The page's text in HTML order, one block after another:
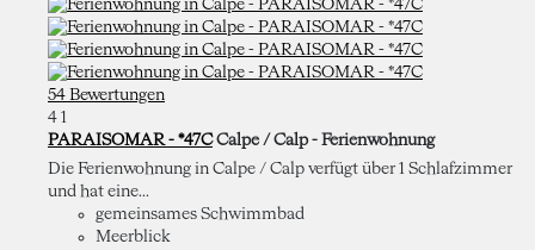
54 Bewertungen
4 1
PARAISOMAR - *47C Calpe / Calp - Ferienwohnung
Die Ferienwohnung in Calpe / Calp verfügt über 1 Schlafzimmer
und hat eine...
gemeinsames Schwimmbad
Meerblick